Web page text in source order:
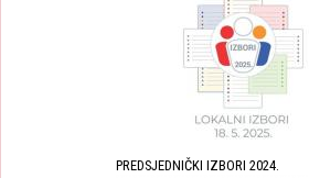
PREDSJEDNIČKI IZBORI 2024.